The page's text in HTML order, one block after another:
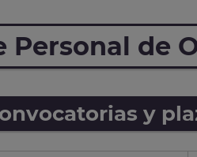
Personal de
y